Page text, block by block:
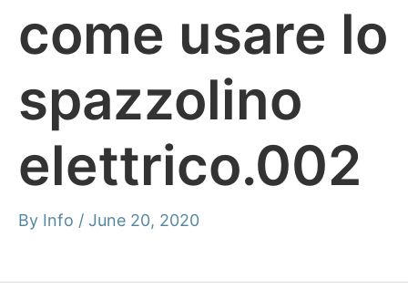
come usare lo
spazzolino
elettrico.002
By Info / June 20, 2020